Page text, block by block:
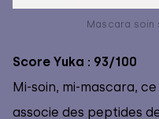
Mascara soin
Score Yuka : 93/100
Mi-soin, mi-mascara,
associe des peptides